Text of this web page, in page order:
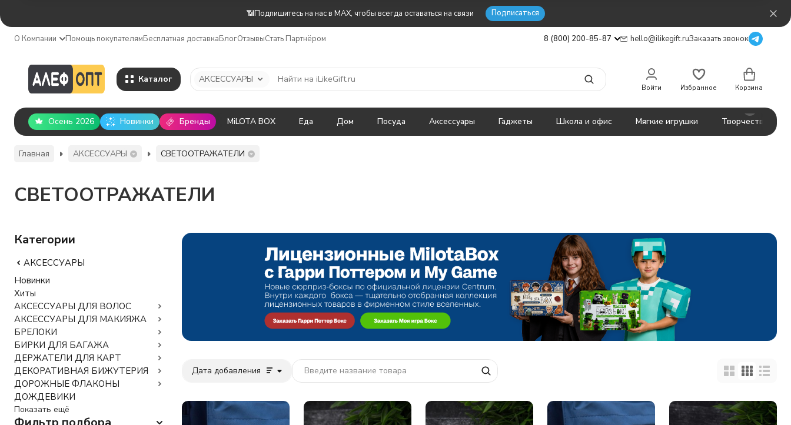
📶Подпишитесь на нас в MAX, чтобы всегда оставаться на связи Подписаться
О Компании Помощь покупателямБесплатная доставкаБлогОтзывыСтать Партнёром 8 (800) 200-85-87 hello@ilikegift.ruЗаказать звонок
Каталог АКСЕССУАРЫ
Войти Избранное Корзина
Осень 2026 Новинки Бренды MiLOTA BOX Еда Дом Посуда Аксессуары Гаджеты Школа и офис Мягкие игрушки Творчество
Главная АКСЕССУАРЫ СВЕТООТРАЖАТЕЛИ
СВЕТООТРАЖАТЕЛИ
Дата добавления
Категории
АКСЕССУАРЫ
Новинки
Хиты
АКСЕССУАРЫ ДЛЯ ВОЛОС
АКСЕССУАРЫ ДЛЯ МАКИЯЖА
БРЕЛОКИ
БИРКИ ДЛЯ БАГАЖА
ДЕРЖАТЕЛИ ДЛЯ КАРТ
ДЕКОРАТИВНАЯ БИЖУТЕРИЯ
ДОРОЖНЫЕ ФЛАКОНЫ
ДОЖДЕВИКИ
Показать ещё